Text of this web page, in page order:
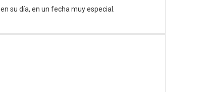
su día, en un fecha muy especial.